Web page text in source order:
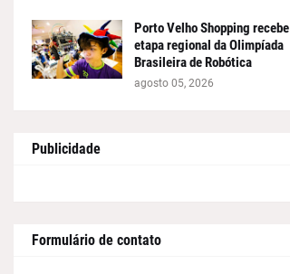
Porto Velho Shopping recebe
etapa regional da Olimpíada
Brasileira de Robótica
agosto 05, 2026
Publicidade
Formulário de contato